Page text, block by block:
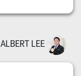
ALBERT LEE